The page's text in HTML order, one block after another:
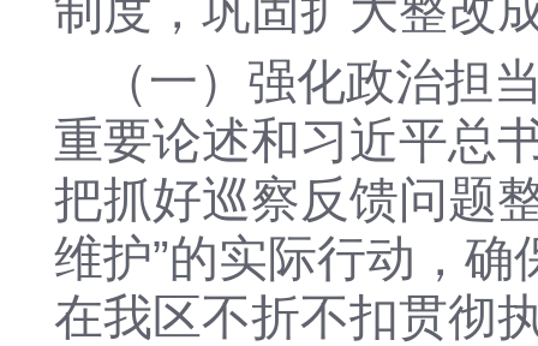
（一） 强化政治担
重要论述和习近平总
把抓好巡察反馈问题
维护”的实际行动 ，
在我区不折不扣贯彻